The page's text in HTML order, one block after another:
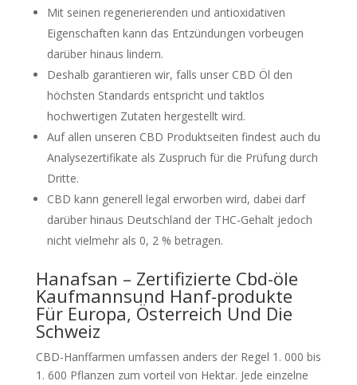
Mit seinen regenerierenden und antioxidativen
Eigenschaften kann das Entzündungen vorbeugen
darüber hinaus lindern.
Deshalb garantieren wir, falls unser CBD Öl den
höchsten Standards entspricht und taktlos
hochwertigen Zutaten hergestellt wird.
Auf allen unseren CBD Produktseiten findest auch du
Analysezertifikate als Zuspruch für die Prüfung durch
Dritte.
CBD kann generell legal erworben wird, dabei darf
darüber hinaus Deutschland der THC-Gehalt jedoch
nicht vielmehr als 0, 2 % betragen.
Hanafsan – Zertifizierte Cbd-öle
Kaufmannsund Hanf-produkte
Für Europa, Österreich Und Die
Schweiz
CBD-Hanffarmen umfassen anders der Regel 1. 000 bis
1. 600 Pflanzen zum vorteil von Hektar. Jede einzelne